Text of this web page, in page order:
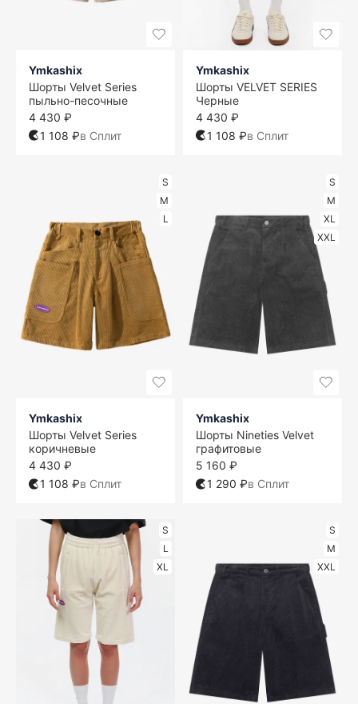
Ymkashix
Шорты Velvet Series
пыльно-песочные
4 430 ₽
1 108 ₽в Сплит
Ymkashix
Шорты VELVET SERIES
Черные
4 430 ₽
1 108 ₽в Сплит
S
M
L
Ymkashix
Шорты Velvet Series
коричневые
4 430 ₽
1 108 ₽в Сплит
S
M
XL
XXL
Ymkashix
Шорты Nineties Velvet
графитовые
5 160 ₽
1 290 ₽в Сплит
S
L
XL
S
M
XXL